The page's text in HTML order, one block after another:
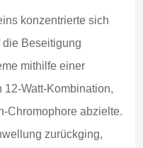
konzentrierte sich
Beseitigung
mithilfe einer
12-Watt-Kombination,
Chromophore abzielte.
zurückging,